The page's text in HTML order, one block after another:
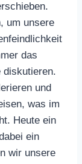
um unsere
das
diskutieren.
und
was im
Heute ein
ein
wir unsere